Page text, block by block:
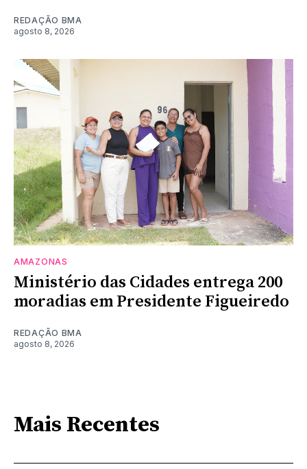
REDAÇÃO BMA
agosto 8, 2026
AMAZONAS
Ministério das Cidades entrega 200
moradias em Presidente Figueiredo
REDAÇÃO BMA
agosto 8, 2026
Mais Recentes